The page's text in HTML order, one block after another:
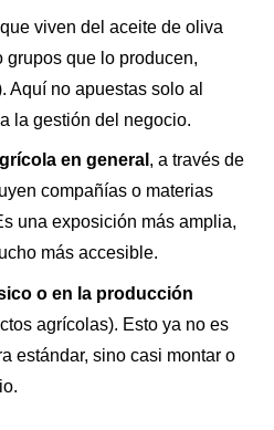
viven del aceite de oliva
grupos que lo producen,
Aquí no apuestas solo al
la gestión del negocio.
en general , a través de
compañías o materias
una exposición más amplia,
más accesible.
o en la producción
agrícolas). Esto ya no es
estándar, sino casi montar o